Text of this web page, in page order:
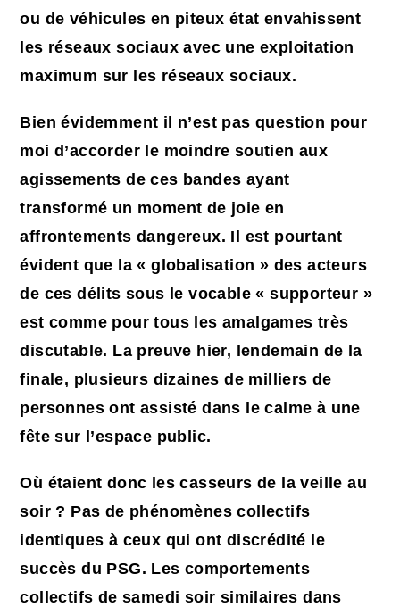
ou de véhicules en piteux état envahissent
les réseaux sociaux avec une exploitation
maximum sur les réseaux sociaux.
Bien évidemment il n’est pas question pour
moi d’accorder le moindre soutien aux
agissements de ces bandes ayant
transformé un moment de joie en
affrontements dangereux. Il est pourtant
évident que la « globalisation » des acteurs
de ces délits sous le vocable « supporteur »
est comme pour tous les amalgames très
discutable. La preuve hier, lendemain de la
finale, plusieurs dizaines de milliers de
personnes ont assisté dans le calme à une
fête sur l’espace public.
Où étaient donc les casseurs de la veille au
soir ? Pas de phénomènes collectifs
identiques à ceux qui ont discrédité le
succès du PSG. Les comportements
collectifs de samedi soir similaires dans